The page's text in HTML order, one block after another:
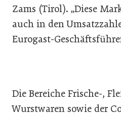
Zams (Tirol). „Diese
auch in den
Eurogast-
Die Bereiche Frische-,
Wurstwaren sowie der